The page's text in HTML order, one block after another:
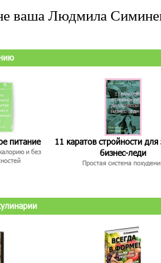
ваша Людмила
питание
и без
11 каратов стройности для
бизнес-леди
Простая система